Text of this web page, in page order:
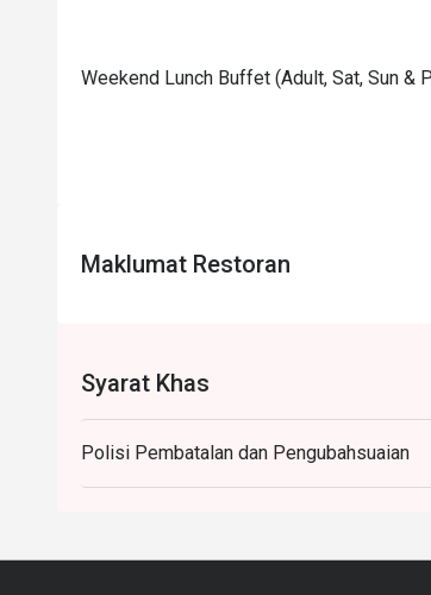
Weekend Lunch Buffet (Adult, Sat, Sun &
Maklumat Restoran
Syarat Khas
Polisi Pembatalan dan Pengubahsuaian